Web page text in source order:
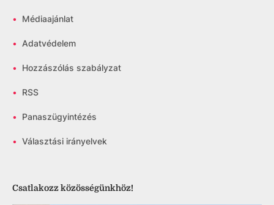
• Médiaajánlat
• Adatvédelem
• Hozzászólás szabályzat
• RSS
• Panaszügyintézés
• Választási irányelvek
Csatlakozz közösségünkhöz!